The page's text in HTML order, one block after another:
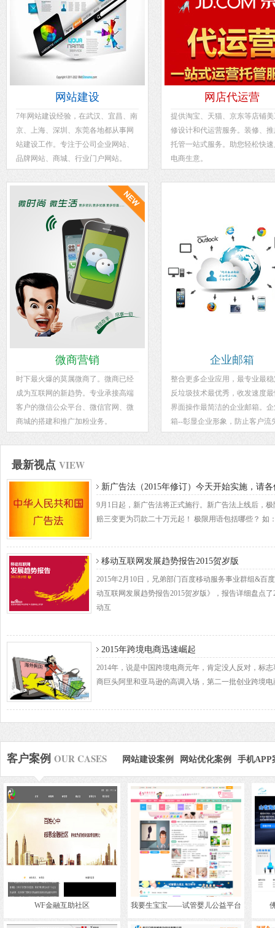
网站建设
7年网站建设经验，在武汉、宜昌、南
京、上海、深圳、东莞各地都从事网
站建设工作。专注于公司企业网站、
品牌网站、商城、行业门户网站。
网店代运营
提供淘宝、天猫、京东等店铺
修设计和代运营服务。装修、
托管一站式服务。助您轻松快
电商生意。
微商营销
时下最火爆的莫属微商了。微商已经
成为互联网的新趋势。专业承接高端
客户的微信公众平台、微信官网、微
商城的搭建和推广加粉业务。
企业邮箱
整合更多企业应用，最专业最
反垃圾技术最优秀，收发速度
界面操作最简洁的企业邮箱。
箱--彰显企业形象，防止客户流
最新视点 VIEW
新广告法（2015年修订）今天开始实施，请
9月1日起，新广告法将正式施行。新广告法上线后，
赔三变更为罚款二十万元起！ 极限用语包括哪些？ 如
移动互联网发展趋势报告2015贺岁版
2015年2月10日，兄弟部门百度移动服务事业群组&百
动互联网发展趋势报告2015贺岁版》，报告详细盘点
动互
2015年跨境电商迅速崛起
2014年，说是中国跨境电商元年，肯定没人反对，标
商巨头阿里和亚马逊的高调入场，第二一批创业跨境
客户案例 OUR CASES 网站建设案例 网站优化案例 手机APP
WF金融互助社区 我要生宝宝——试管婴儿公益平台